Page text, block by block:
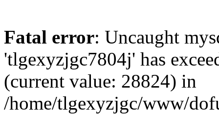
Fatal error: Uncaught
'tlgexyzjgc7804j' has
(current value: 28824) in
/home/tlgexyzjgc/www/